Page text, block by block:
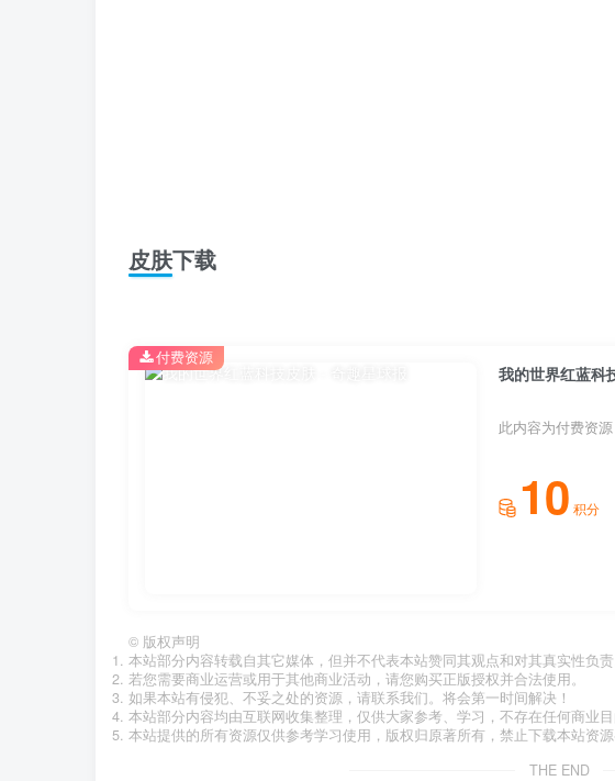
皮肤下载
我的世界红蓝科
此内容为付费资
10 积分
付费资源
© 版权声明
本站部分内容转载自其它媒体，但并不代表本站赞同其观点和对其真实性负责
若您需要商业运营或用于其他商业活动，请您购买正版授权并合法使用。
如果本站有侵犯、不妥之处的资源，请联系我们。将会第一时间解决！
本站部分内容均由互联网收集整理，仅供大家参考、学习，不存在任何商业目
本站提供的所有资源仅供参考学习使用，版权归原著所有，禁止下载本站资
THE END